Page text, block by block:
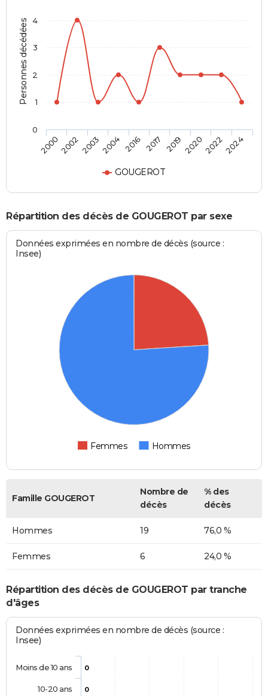
Personnes décédées
GOUGEROT
2000200220032004 2016 2017 2019 202020222024
0
1
2
3
4
Répartition des décès de GOUGEROT par sexe
Données exprimées en nombre de décès (source :
Insee)
Femmes Hommes
Famille GOUGEROT
Nombre de
décès
% des
décès
Hommes 19 76,0 %
Femmes 6 24,0 %
Répartition des décès de GOUGEROT par tranche
d'âges
Données exprimées en nombre de décès (source :
Insee)
0
0
Moins de 10 ans
10-20 ans